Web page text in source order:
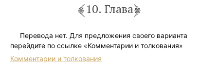
10. Глава
Перевода нет. Для предложения своего варианта
перейдите по ссылке «Комментарии и толкования»
Комментарии и толкования